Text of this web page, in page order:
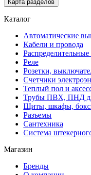
Карта разделов
Каталог
Автоматические
Кабели и провода
Распределительные
Реле
Розетки,
Счетчики
Теплый пол и
Трубы ПВХ, ПНД
Щиты, шкафы,
Разъемы
Сантехника
Система
Магазин
Бренды